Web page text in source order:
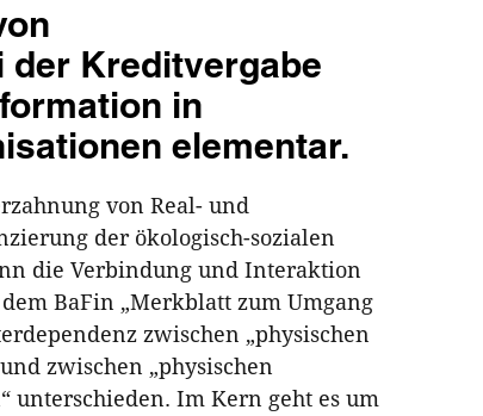
Kreditvergabe
in
elementar.
von Real- und
der ökologisch-sozialen
die Verbindung und Interaktion
BaFin „Merkblatt zum Umgang
zwischen „physischen
zwischen „physischen
unterschieden. Im Kern geht es um